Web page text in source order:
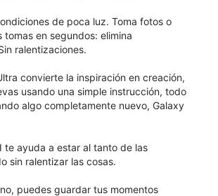
de poca luz. Toma fotos o
tomas en segundos: elimina
ralentizaciones.
convierte la inspiración en creación,
usando una simple instrucción, todo
algo completamente nuevo, Galaxy
te ayuda a estar al tanto de las
sin ralentizar las cosas.
puedes guardar tus momentos